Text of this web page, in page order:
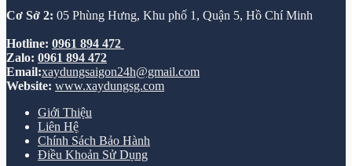
Cơ Sở 2: 05 Phùng Hưng, Khu phố 1, Quận 5, Hồ Chí Minh
Hotline: 0961 894 472
Zalo: 0961 894 472
Email:xaydungsaigon24h@gmail.com
Website: www.xaydungsg.com
Giới Thiệu
Liên Hệ
Chính Sách Bảo Hành
Điều Khoản Sử Dụng